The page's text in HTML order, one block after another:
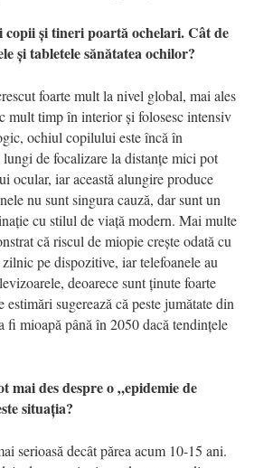
și tineri poartă ochelari. Cât de
și tabletele sănătatea ochilor?
foarte mult la nivel global, mai ales
mult timp în interior și folosesc intensiv
ochiul copilului este încă în
de focalizare la distanțe mici pot
ocular, iar această alungire produce
nu sunt singura cauză, dar sunt un
cu stilul de viață modern. Mai multe
că riscul de miopie crește odată cu
pe dispozitive, iar telefoanele au
deoarece sunt ținute foarte
sugerează că peste jumătate din
fi mioapă până în 2050 dacă tendințele
mai des despre o „epidemie de
situația?
serioasă decât părea acum 10-15 ani.